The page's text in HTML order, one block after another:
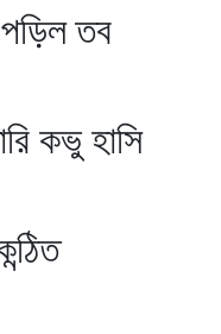
তব
হাসি